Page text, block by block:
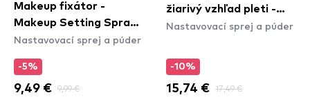
Makeup fixátor -
Makeup Setting Spray
– Dewy Finish (MSS02)
Nastavovací sprej a púder
-5%
9,49 € 9,99 €
žiarivý vzhľad pleti -
Healthy Mix Clean
Nastavovací sprej a púder
-10%
15,74 € 17,49 €